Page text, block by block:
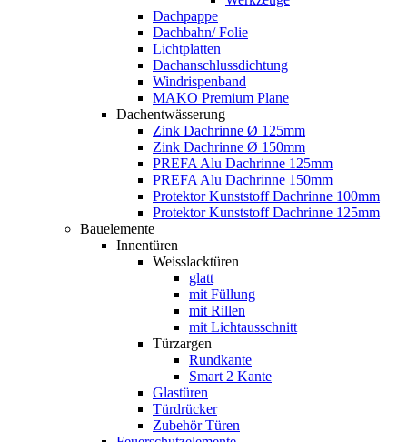
Dachpappe
Dachbahn/ Folie
Lichtplatten
Dachanschlussdichtung
Windrispenband
MAKO Premium Plane
Dachentwässerung
Zink Dachrinne Ø 125mm
Zink Dachrinne Ø 150mm
PREFA Alu Dachrinne 125mm
PREFA Alu Dachrinne 150mm
Protektor Kunststoff Dachrinne 100mm
Protektor Kunststoff Dachrinne 125mm
Bauelemente
Innentüren
Weisslacktüren
glatt
mit Füllung
mit Rillen
mit Lichtausschnitt
Türzargen
Rundkante
Smart 2 Kante
Glastüren
Türdrücker
Zubehör Türen